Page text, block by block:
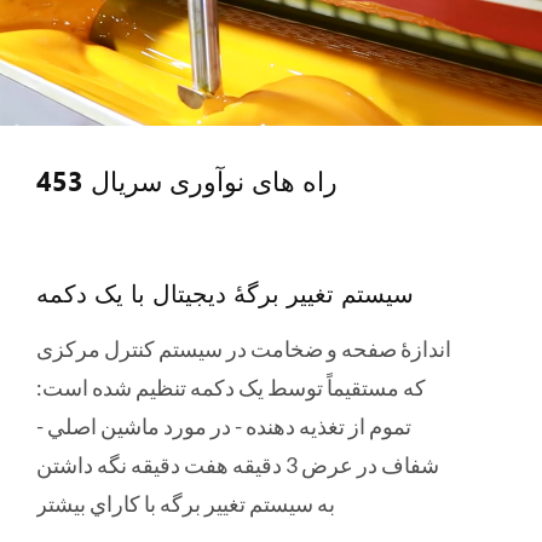
اطمینان دادن لباس، آب پایدار و قابل اعتماد در
طرح بندی
خوراندن برق
از طریق دکمه و کنترل موتور الکتریکی، تغذیه
کننده می تواند برای حرکت چپ و راست تنظیم
شود، به جلو و عقب برای رسیدن به موقعیت
راه های نوآوری سریال 453
سیستم تغییر برگۀ دیجیتال با یک دکمه
اندازۀ صفحه و ضخامت در سیستم کنترل مرکزی
که مستقیماً توسط یک دکمه تنظیم شده است:
تموم از تغذيه دهنده - در مورد ماشين اصلي -
شفاف در عرض 3 دقيقه هفت دقيقه نگه داشتن
به سيستم تغيير برگه با کاراي بيشتر